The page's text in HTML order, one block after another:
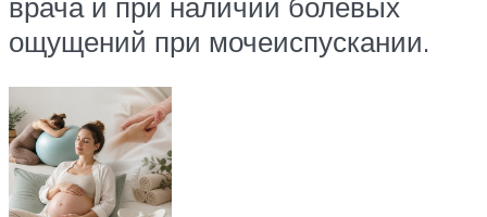
ощущений при мочеиспускании.